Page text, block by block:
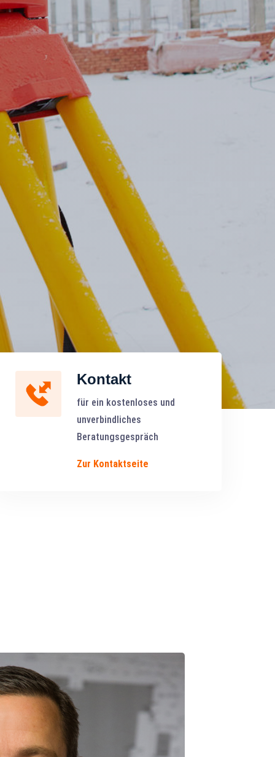
Kontakt
für ein kostenloses und
unverbindliches
Beratungsgespräch
Zur Kontaktseite